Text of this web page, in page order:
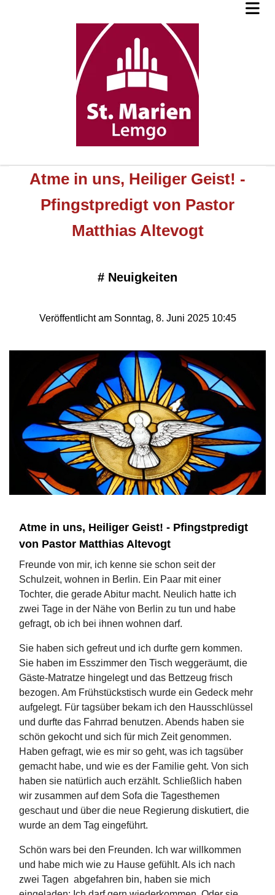
Atme in uns, Heiliger Geist! -
Pfingstpredigt von Pastor
Matthias Altevogt
# Neuigkeiten
Veröffentlicht am Sonntag, 8. Juni 2025 10:45
Atme in uns, Heiliger Geist! - Pfingstpredigt
von Pastor Matthias Altevogt
Freunde von mir, ich kenne sie schon seit der
Schulzeit, wohnen in Berlin. Ein Paar mit einer
Tochter, die gerade Abitur macht. Neulich hatte ich
zwei Tage in der Nähe von Berlin zu tun und habe
gefragt, ob ich bei ihnen wohnen darf.
Sie haben sich gefreut und ich durfte gern kommen.
Sie haben im Esszimmer den Tisch weggeräumt, die
Gäste-Matratze hingelegt und das Bettzeug frisch
bezogen. Am Frühstückstisch wurde ein Gedeck mehr
aufgelegt. Für tagsüber bekam ich den Hausschlüssel
und durfte das Fahrrad benutzen. Abends haben sie
schön gekocht und sich für mich Zeit genommen.
Haben gefragt, wie es mir so geht, was ich tagsüber
gemacht habe, und wie es der Familie geht. Von sich
haben sie natürlich auch erzählt. Schließlich haben
wir zusammen auf dem Sofa die Tagesthemen
geschaut und über die neue Regierung diskutiert, die
wurde an dem Tag eingeführt.
Schön wars bei den Freunden. Ich war willkommen
und habe mich wie zu Hause gefühlt. Als ich nach
zwei Tagen abgefahren bin, haben sie mich